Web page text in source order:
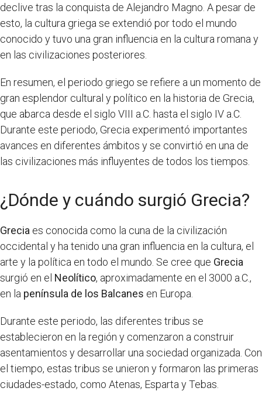
declive tras la conquista de Alejandro Magno. A pesar de
esto, la cultura griega se extendió por todo el mundo
conocido y tuvo una gran influencia en la cultura romana y
en las civilizaciones posteriores.
En resumen, el periodo griego se refiere a un momento de
gran esplendor cultural y político en la historia de Grecia,
que abarca desde el siglo VIII a.C. hasta el siglo IV a.C.
Durante este periodo, Grecia experimentó importantes
avances en diferentes ámbitos y se convirtió en una de
las civilizaciones más influyentes de todos los tiempos.
¿Dónde y cuándo surgió Grecia?
Grecia es conocida como la cuna de la civilización
occidental y ha tenido una gran influencia en la cultura, el
arte y la política en todo el mundo. Se cree que Grecia
surgió en el Neolítico, aproximadamente en el 3000 a.C.,
en la península de los Balcanes en Europa.
Durante este periodo, las diferentes tribus se
establecieron en la región y comenzaron a construir
asentamientos y desarrollar una sociedad organizada. Con
el tiempo, estas tribus se unieron y formaron las primeras
ciudades-estado, como Atenas, Esparta y Tebas.